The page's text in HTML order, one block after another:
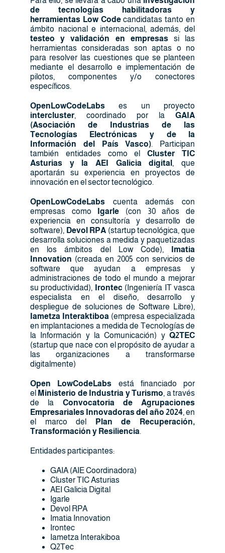
de tecnologías habilitadoras y
herramientas Low Codecandidatas tanto en
ámbito nacional e internacional, además, del
testeo y validación en empresas si las
herramientas consideradas son aptas o no
para resolver las cuestiones que se planteen
mediante el desarrollo e implementación de
pilotos, componentes y/o conectores
específicos.
OpenLowCodeLabses un proyecto
intercluster, coordinado por laGAIA
(Asociación de Industrias de las
Tecnologías Electrónicas y de la
Información del País Vasco). Participan
también entidades como elCluster TIC
Asturias y la AEI Galicia digital , que
aportarán su experiencia en proyectos de
innovación en el sector tecnológico.
OpenLowCodeLabs cuenta además con
empresas como
Igarle (con 30 años de
experiencia en consultoría y desarrollo de
software), Devol RPA (startup tecnológica, que
desarrolla soluciones a medida y paquetizadas
en los ámbitos del Low Code),
Imatia
Innovation (creada en 2005 con servicios de
software que ayudan a empresas y
administraciones de todo el mundo a mejorar
su productividad),
Irontec (Ingeniería IT vasca
especialista en el diseño, desarrollo y
despliegue de soluciones de Software Libre),
Iametza Interaktiboa (empresa especializada
en implantaciones a medida de Tecnologías de
la Información y la Comunicación) yQ2TEC
(startup que nace con el propósito de ayudar a
las organizaciones a transformarse
digitalmente)
Open LowCodeLabs está financiado por
el Ministerio de Industria y Turismo, a través
de la Convocatoria de Agrupaciones
Empresariales Innovadoras del año 2024, en
el marco del
Plan de Recuperación,
Transformación y Resiliencia.
Entidades participantes:
GAIA (AIE Coordinadora)
Cluster TIC Asturias
AEI Galicia Digital
Igarle
Devol RPA
Imatia Innovation
Irontec
Iametza Interakiboa
Q2Tec